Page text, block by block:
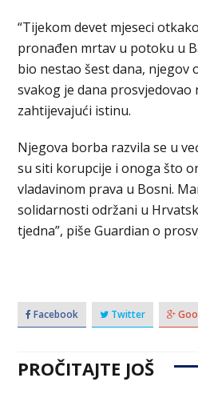
“Tijekom devet mjeseci
pronađen mrtav u potoku u
bio nestao šest dana, njegov
svakog je dana
zahtijevajući istinu.
Njegova borba razvila se u
su siti korupcije i onoga što
vladavinom prava u Bosni.
solidarnosti održani u
tjedna”, piše Guardian o
Facebook Twitter
PROČITAJTE JOŠ